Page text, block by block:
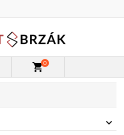
shopping_cart0